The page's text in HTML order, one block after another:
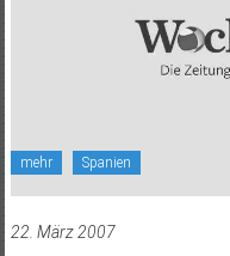
mehr Spanien
22. März 2007